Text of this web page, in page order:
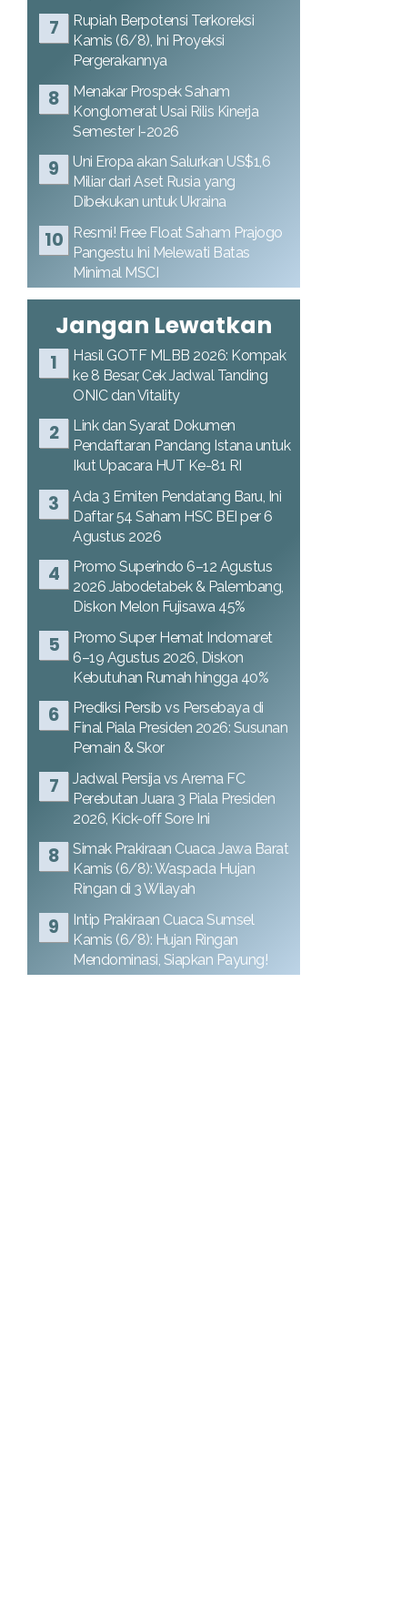
Rupiah Berpotensi Terkoreksi
Kamis (6/8), Ini Proyeksi
Pergerakannya
Menakar Prospek Saham
Konglomerat Usai Rilis Kinerja
Semester I-2026
Uni Eropa akan Salurkan US$1,6
Miliar dari Aset Rusia yang
Dibekukan untuk Ukraina
Resmi! Free Float Saham Prajogo
Pangestu Ini Melewati Batas
Minimal MSCI
Jangan Lewatkan
Hasil GOTF MLBB 2026: Kompak
ke 8 Besar, Cek Jadwal Tanding
ONIC dan Vitality
Link dan Syarat Dokumen
Pendaftaran Pandang Istana untuk
Ikut Upacara HUT Ke-81 RI
Ada 3 Emiten Pendatang Baru, Ini
Daftar 54 Saham HSC BEI per 6
Agustus 2026
Promo Superindo 6–12 Agustus
2026 Jabodetabek & Palembang,
Diskon Melon Fujisawa 45%
Promo Super Hemat Indomaret
6–19 Agustus 2026, Diskon
Kebutuhan Rumah hingga 40%
Prediksi Persib vs Persebaya di
Final Piala Presiden 2026: Susunan
Pemain & Skor
Jadwal Persija vs Arema FC
Perebutan Juara 3 Piala Presiden
2026, Kick-off Sore Ini
Simak Prakiraan Cuaca Jawa Barat
Kamis (6/8): Waspada Hujan
Ringan di 3 Wilayah
Intip Prakiraan Cuaca Sumsel
Kamis (6/8): Hujan Ringan
Mendominasi, Siapkan Payung!